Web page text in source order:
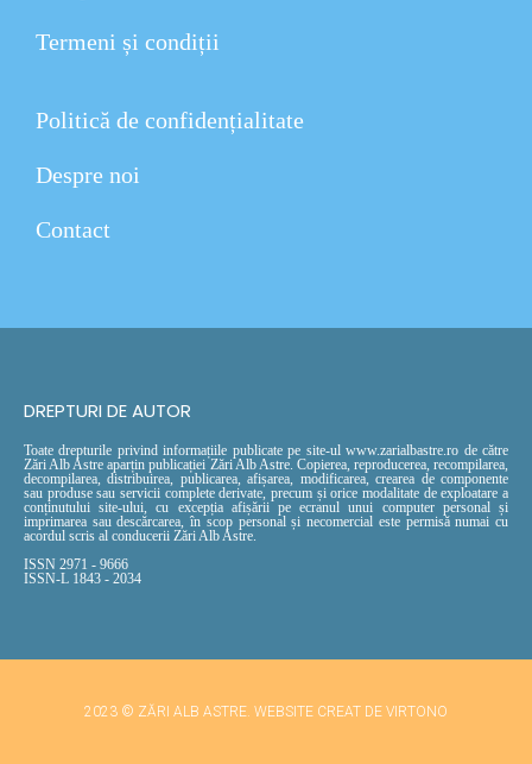
Termeni și condiții
Politică de confidențialitate
Despre noi
Contact
DREPTURI DE AUTOR
Toate drepturile privind informațiile publicate pe site-ul www.zarialbastre.ro de către
Zări Alb Astre aparțin publicației Zări Alb Astre. Copierea, reproducerea, recompilarea,
decompilarea, distribuirea, publicarea, afișarea, modificarea, crearea de componente
sau produse sau servicii complete derivate, precum și orice modalitate de exploatare a
conținutului site-ului, cu excepția afișării pe ecranul unui computer personal și
imprimarea sau descărcarea, în scop personal și necomercial este permisă numai cu
acordul scris al conducerii Zări Alb Astre.
ISSN 2971 - 9666
ISSN-L 1843 - 2034
2023 © ZĂRI ALB ASTRE. WEBSITE CREAT DE VIRTONO